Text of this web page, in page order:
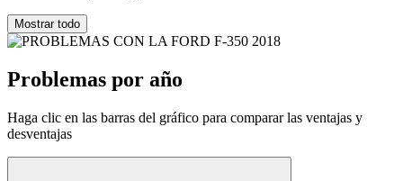
Mostrar todo
Problemas por año
Haga clic en las barras del gráfico para comparar las ventajas y
desventajas